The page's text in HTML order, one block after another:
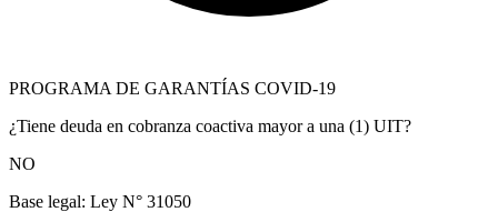
PROGRAMA DE GARANTÍAS COVID-19
¿Tiene deuda en cobranza coactiva mayor a una (1) UIT?
NO
Base legal: Ley N° 31050